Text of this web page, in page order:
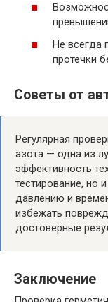
Не всегда
протечки
Советы от
Регулярная
азота — одна из
эффективность
тестирование, но
давлению и
избежать
достоверные
Заключение